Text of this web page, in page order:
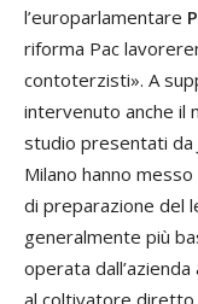
l’europarlamentare
riforma Pac
contoterzisti». A
intervenuto anche il
studio presentati da
Milano hanno
di preparazione del
generalmente più
operata